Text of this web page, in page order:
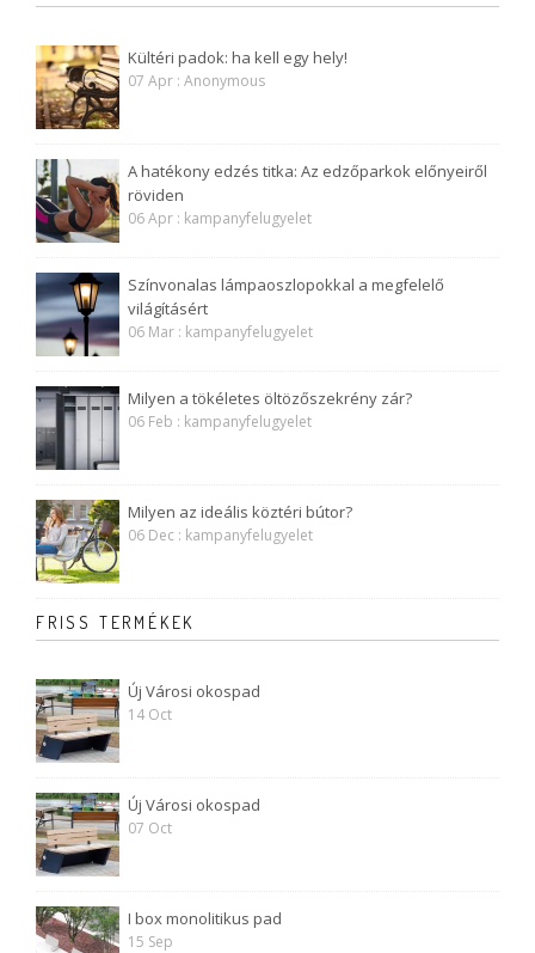
Kültéri padok: ha kell egy hely!
07 Apr : Anonymous
A hatékony edzés titka: Az edzőparkok előnyeiről
röviden
06 Apr : kampanyfelugyelet
Színvonalas lámpaoszlopokkal a megfelelő
világításért
06 Mar : kampanyfelugyelet
Milyen a tökéletes öltözőszekrény zár?
06 Feb : kampanyfelugyelet
Milyen az ideális köztéri bútor?
06 Dec : kampanyfelugyelet
FRISS TERMÉKEK
Új Városi okospad
14 Oct
Új Városi okospad
07 Oct
I box monolitikus pad
15 Sep